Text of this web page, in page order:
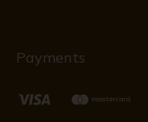
Payments